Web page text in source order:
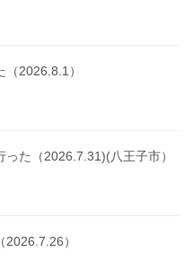
2026.8.1）
た（2026.7.31)(八王子市）
2026.7.26）